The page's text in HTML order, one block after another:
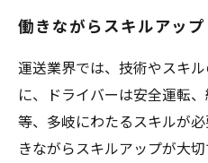
働きながらスキルアップ
運送業界では、技術やスキ
に、ドライバーは安全運転
等、多岐にわたるスキルが
きながらスキルアップが大